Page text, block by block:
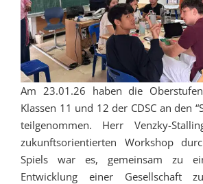
Am 23.01.26 haben die
Klassen 11 und 12 der CDSC an den
teilgenommen. Herr Venzky-
zukunftsorientierten Workshop
Spiels war es, gemeinsam zu
Entwicklung einer Gesellschaft